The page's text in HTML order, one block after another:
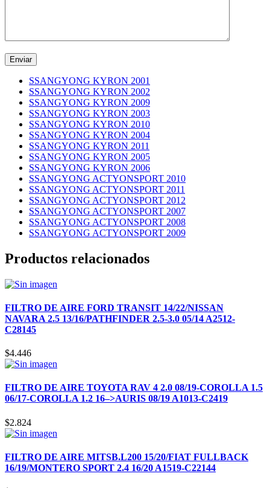
SSANGYONG KYRON 2001
SSANGYONG KYRON 2002
SSANGYONG KYRON 2009
SSANGYONG KYRON 2003
SSANGYONG KYRON 2010
SSANGYONG KYRON 2004
SSANGYONG KYRON 2011
SSANGYONG KYRON 2005
SSANGYONG KYRON 2006
SSANGYONG ACTYONSPORT 2010
SSANGYONG ACTYONSPORT 2011
SSANGYONG ACTYONSPORT 2012
SSANGYONG ACTYONSPORT 2007
SSANGYONG ACTYONSPORT 2008
SSANGYONG ACTYONSPORT 2009
Productos relacionados
FILTRO DE AIRE FORD TRANSIT 14/22/NISSAN
NAVARA 2.5 13/16/PATHFINDER 2.5-3.0 05/14 A2512-
C28145
$4.446
FILTRO DE AIRE TOYOTA RAV 4 2.0 08/19-COROLLA 1.5
06/17-COROLLA 1.2 16–>AURIS 08/19 A1013-C2419
$2.824
FILTRO DE AIRE MITSB.L200 15/20/FIAT FULLBACK
16/19/MONTERO SPORT 2.4 16/20 A1519-C22144